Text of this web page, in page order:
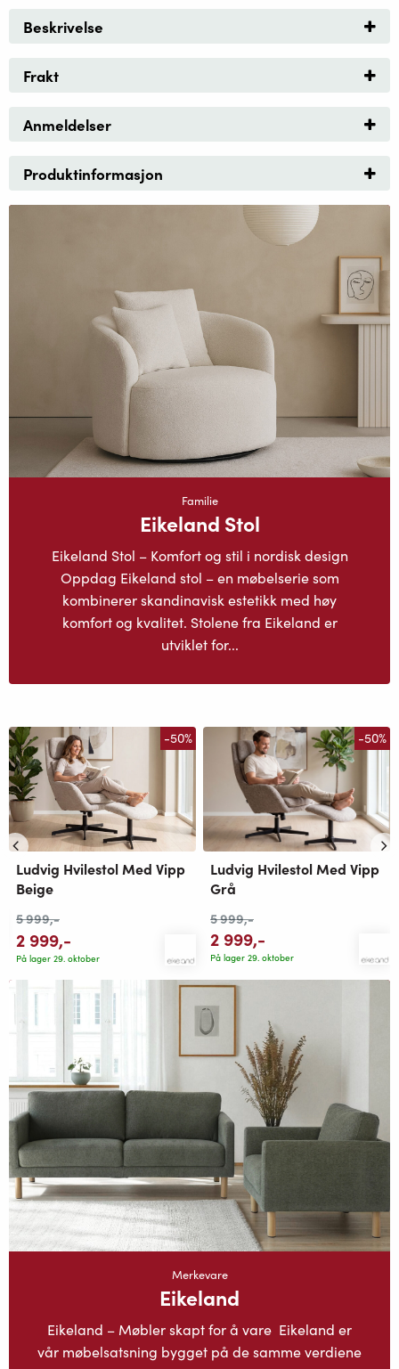
Beskrivelse
Frakt
Anmeldelser
Produktinformasjon
Familie
Eikeland Stol
Eikeland Stol – Komfort og stil i nordisk design
Oppdag Eikeland stol – en møbelserie som
kombinerer skandinavisk estetikk med høy
komfort og kvalitet. Stolene fra Eikeland er
utviklet for...
-50%
Ludvig Hvilestol Med Vipp
Beige
5 999,-
2 999,-
På lager 29. oktober
-50%
Ludvig Hvilestol Med Vipp
Grå
5 999,-
2 999,-
På lager 29. oktober
Merkevare
Eikeland
Eikeland – Møbler skapt for å vare Eikeland er
vår møbelsatsning bygget på de samme verdiene